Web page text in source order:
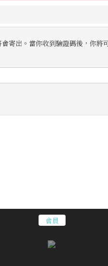
寄出。當你收到驗證碼後，你將
會員